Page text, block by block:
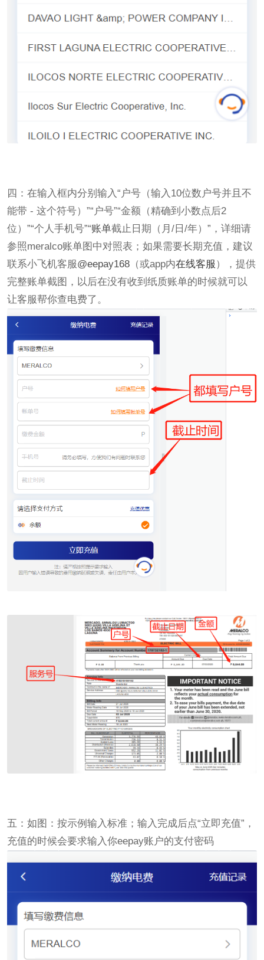
四：在输入框内分别输入“户号（输入10位数户号并且不
能带 - 这个符号）”“户号”“金额（精确到小数点后2
位）”“个人手机号”“账单截止日期（月/日/年）”，详细请
参照meralco账单图中对照表；如果需要长期充值，建议
联系小飞机客服@eepay168 （或app内在线客服 ），提供
完整账单截图，以后在没有收到纸质账单的时候就可以
让客服帮你查电费了。
五：如图：按示例输入标准；输入完成后点“立即充值”，
充值的时候会要求输入你eepay账户的支付密码